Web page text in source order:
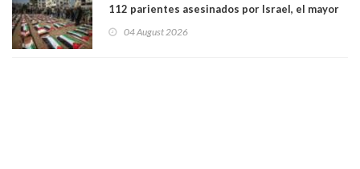
112 parientes asesinados por Israel, el mayor
muertos figuran 44 niños y nueve ancianos
04 August 2026